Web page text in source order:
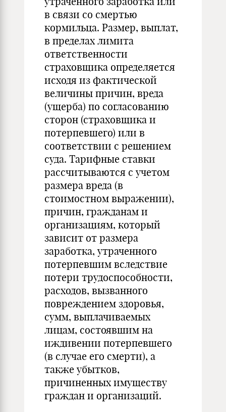
в связи со смертью
кормильца. Размер, выплат,
в пределах лимита
ответственности
страховщика определяется
исходя из фактической
величины причин, вреда
(ущерба) по согласованию
сторон (страховщика и
потерпевшего) или в
соответствии с решением
суда. Тарифные ставки
рассчитываются с учетом
размера вреда (в
стоимостном выражении),
причин, гражданам и
организациям, который
зависит от размера
заработка, утраченного
потерпевшим вследствие
потери трудоспособности,
расходов, вызванного
повреждением здоровья,
сумм, выплачиваемых
лицам, состоявшим на
иждивении потерпевшего
(в случае его смерти), а
также убытков,
причиненных имуществу
граждан и организаций.